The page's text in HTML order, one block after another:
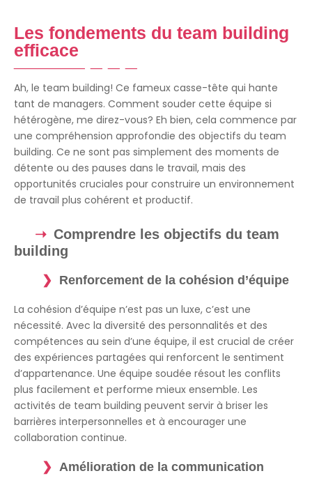
Les fondements du team building
efficace
Ah, le team building! Ce fameux casse-tête qui hante
tant de managers. Comment souder cette équipe si
hétérogène, me direz-vous? Eh bien, cela commence par
une compréhension approfondie des objectifs du team
building. Ce ne sont pas simplement des moments de
détente ou des pauses dans le travail, mais des
opportunités cruciales pour construire un environnement
de travail plus cohérent et productif.
Comprendre les objectifs du team
building
Renforcement de la cohésion d’équipe
La cohésion d’équipe n’est pas un luxe, c’est une
nécessité. Avec la diversité des personnalités et des
compétences au sein d’une équipe, il est crucial de créer
des expériences partagées qui renforcent le sentiment
d’appartenance. Une équipe soudée résout les conflits
plus facilement et performe mieux ensemble. Les
activités de team building peuvent servir à briser les
barrières interpersonnelles et à encourager une
collaboration continue.
Amélioration de la communication